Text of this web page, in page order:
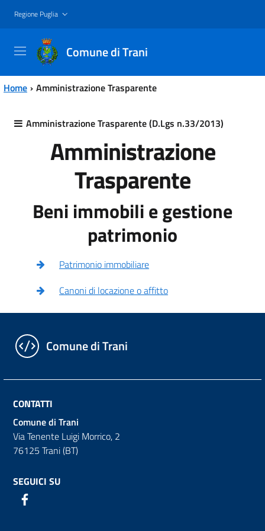
Vai al contenuto principale
Vai al menu principale
Regione Puglia
Comune di Trani
Home Amministrazione Trasparente
Amministrazione Trasparente (D.Lgs n.33/2013)
Amministrazione
Trasparente
Beni immobili e gestione
patrimonio
Patrimonio immobiliare
Canoni di locazione o affitto
Comune di Trani
CONTATTI
Comune di Trani
Via Tenente Luigi Morrico, 2
76125 Trani (BT)
SEGUICI SU